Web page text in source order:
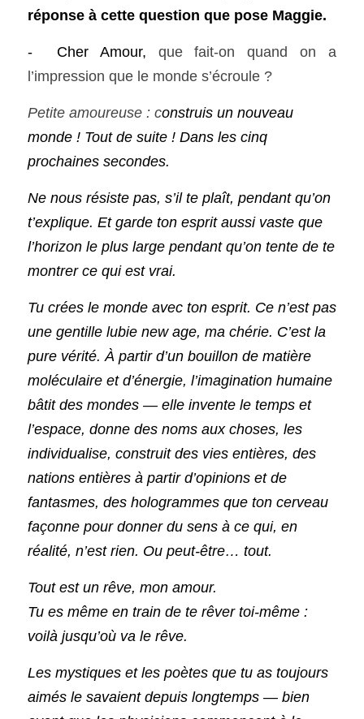
réponse à cette question que pose Maggie.
-  Cher Amour, que fait-on quand on a
l’impression que le monde s’écroule ?
Petite amoureuse : construis un nouveau
monde ! Tout de suite ! Dans les cinq
prochaines secondes.
Ne nous résiste pas, s’il te plaît, pendant qu’on
t’explique. Et garde ton esprit aussi vaste que
l’horizon le plus large pendant qu’on tente de te
montrer ce qui est vrai.
Tu crées le monde avec ton esprit. Ce n’est pas
une gentille lubie new age, ma chérie. C’est la
pure vérité. À partir d’un bouillon de matière
moléculaire et d’énergie, l’imagination humaine
bâtit des mondes — elle invente le temps et
l’espace, donne des noms aux choses, les
individualise, construit des vies entières, des
nations entières à partir d’opinions et de
fantasmes, des hologrammes que ton cerveau
façonne pour donner du sens à ce qui, en
réalité, n’est rien. Ou peut-être… tout.
Tout est un rêve, mon amour.
Tu es même en train de te rêver toi-même :
voilà jusqu’où va le rêve.
Les mystiques et les poètes que tu as toujours
aimés le savaient depuis longtemps — bien